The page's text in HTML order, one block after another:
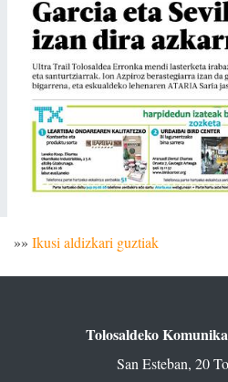
»» Ikusi aldizkari guztiak
Tolosaldeko
San Esteban, 20